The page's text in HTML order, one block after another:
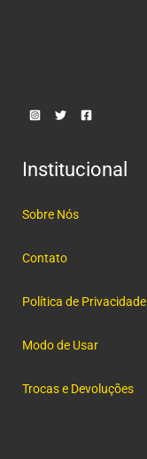
Institucional
Sobre Nós
Contato
Política de Privacidade
Modo de Usar
Trocas e Devoluções